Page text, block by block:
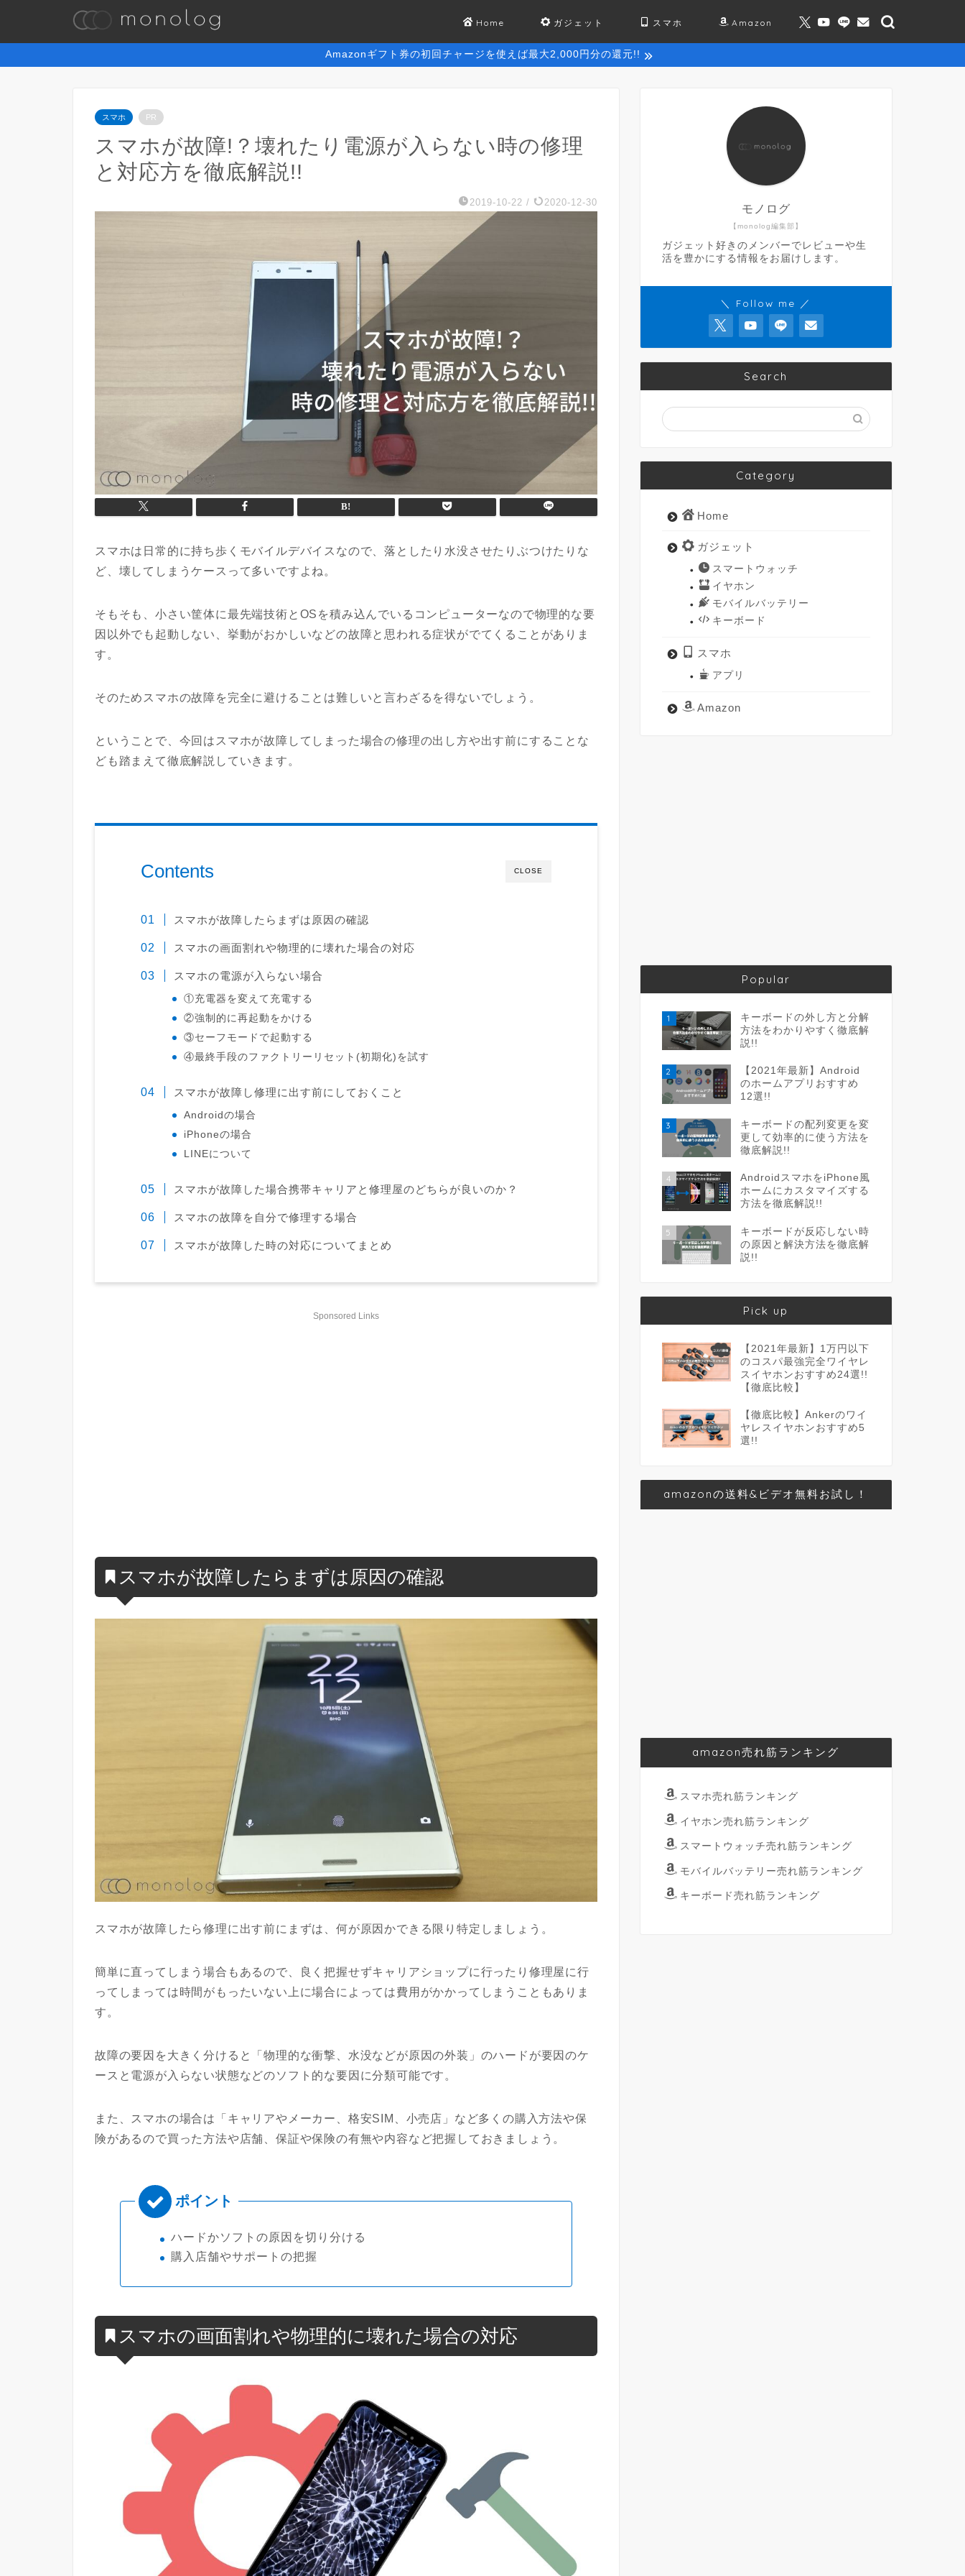
Home ガジェット スマホ Amazon
Amazonギフト券の初回チャージを使えば最大2,000円分の還元!!
スマホ PR
スマホが故障!？壊れたり電源が入らない時の修理
と対応方を徹底解説!!
2019-10-22 / 2020-12-30
スマホは日常的に持ち歩くモバイルデバイスなので、落としたり水没させたりぶつけたりな
ど、壊してしまうケースって多いですよね。
そもそも、小さい筐体に最先端技術とOSを積み込んでいるコンピューターなので物理的な要
因以外でも起動しない、挙動がおかしいなどの故障と思われる症状がでてくることがありま
す。
そのためスマホの故障を完全に避けることは難しいと言わざるを得ないでしょう。
ということで、今回はスマホが故障してしまった場合の修理の出し方や出す前にすることな
ども踏まえて徹底解説していきます。
CLOSE
Contents
スマホが故障したらまずは原因の確認
スマホの画面割れや物理的に壊れた場合の対応
スマホの電源が入らない場合
①充電器を変えて充電する
②強制的に再起動をかける
③セーフモードで起動する
④最終手段のファクトリーリセット(初期化)を試す
スマホが故障し修理に出す前にしておくこと
Androidの場合
iPhoneの場合
LINEについて
スマホが故障した場合携帯キャリアと修理屋のどちらが良いのか？
スマホの故障を自分で修理する場合
スマホが故障した時の対応についてまとめ
Sponsored Links
スマホが故障したらまずは原因の確認
スマホが故障したら修理に出す前にまずは、何が原因かできる限り特定しましょう。
簡単に直ってしまう場合もあるので、良く把握せずキャリアショップに行ったり修理屋に行
ってしまっては時間がもったいない上に場合によっては費用がかかってしまうこともありま
す。
故障の要因を大きく分けると「物理的な衝撃、水没などが原因の外装」のハードが要因のケ
ースと電源が入らない状態などのソフト的な要因に分類可能です。
また、スマホの場合は「キャリアやメーカー、格安SIM、小売店」など多くの購入方法や保
険があるので買った方法や店舗、保証や保険の有無や内容など把握しておきましょう。
ハードかソフトの原因を切り分ける
購入店舗やサポートの把握
スマホの画面割れや物理的に壊れた場合の対応
【monolog編集部】
モノログ
ガジェット好きのメンバーでレビューや生
活を豊かにする情報をお届けします。
＼ Follow me ／
Search
Category
Home
ガジェット
スマートウォッチ
イヤホン
モバイルバッテリー
キーボード
スマホ
アプリ
Amazon
Popular
1
キーボードの外し方と分解
方法をわかりやすく徹底解
説!!
2
【2021年最新】Android
のホームアプリおすすめ
12選!!
3
キーボードの配列変更を変
更して効率的に使う方法を
徹底解説!!
4
AndroidスマホをiPhone風
ホームにカスタマイズする
方法を徹底解説!!
5
キーボードが反応しない時
の原因と解決方法を徹底解
説!!
Pick up
【2021年最新】1万円以下
のコスパ最強完全ワイヤレ
スイヤホンおすすめ24選!!
【徹底比較】
【徹底比較】Ankerのワイ
ヤレスイヤホンおすすめ5
選!!
amazonの送料&ビデオ無料お試し！
amazon売れ筋ランキング
スマホ売れ筋ランキング
イヤホン売れ筋ランキング
スマートウォッチ売れ筋ランキング
モバイルバッテリー売れ筋ランキング
キーボード売れ筋ランキング